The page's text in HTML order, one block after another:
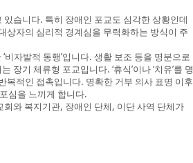
습니다. 특히 장애인 포교도 심각한 상황인데
상자의 심리적 경계심을 무력화하는 방식이 주
자발적 동행’입니다. 생활 보조 등을 명분으로
기 체류형 포교입니다. ‘휴식’이나 ‘치유’를 명
복적인 접촉입니다. 명확한 거부 의사 표명 이후
심을 느끼게 합니다.
와 복지기관, 장애인 단체, 이단 사역 단체가